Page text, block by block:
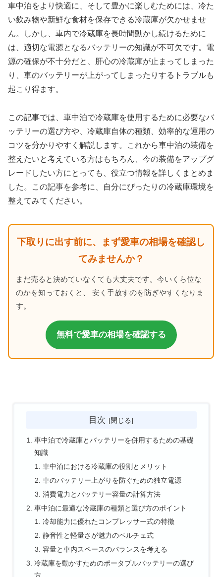
車中泊をより快適に、そして豊かに楽しむためには、冷た
い飲み物や新鮮な食材を保存できる冷蔵庫が欠かせませ
ん。しかし、車内で冷蔵庫を長時間動かし続けるために
は、適切な電源となるバッテリーの知識が不可欠です。電
源の確保が不十分だと、肝心の冷蔵庫が止まってしまった
り、車のバッテリーが上がってしまったりするトラブルも
起こり得ます。
この記事では、車中泊で冷蔵庫を使用するために必要なバ
ッテリーの選び方や、冷蔵庫自体の種類、効率的な運用の
コツを分かりやすく解説します。これから車中泊の装備を
整えたいと考えている方はもちろん、今の装備をアップグ
レードしたい方にとっても、役立つ情報を詳しくまとめま
した。この記事を参考に、自分にぴったりの冷蔵庫環境を
整えてみてください。
下取りに出す前に、まず愛車の相場を確認し
てみませんか？
まだ売ると決めていなくても大丈夫です。今いくら位な
のかを知っておくと、 安く手放すのを防ぎやすくなりま
す。
無料で愛車の相場を確認する
目次
車中泊で冷蔵庫とバッテリーを併用するための基礎
知識
車中泊における冷蔵庫の役割とメリット
車のバッテリー上がりを防ぐための独立電源
消費電力とバッテリー容量の計算方法
車中泊に最適な冷蔵庫の種類と選び方のポイント
冷却能力に優れたコンプレッサー式の特徴
静音性と軽量さが魅力のペルチェ式
容量と車内スペースのバランスを考える
冷蔵庫を動かすためのポータブルバッテリーの選び